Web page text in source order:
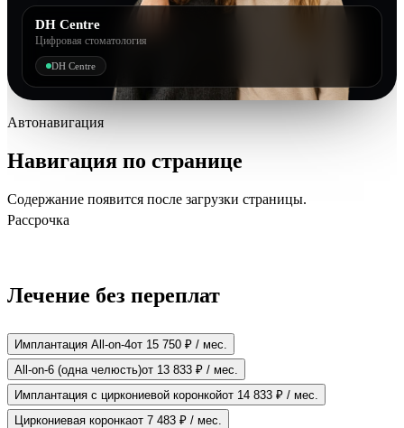
DH Centre
Цифровая стоматология
DH Centre
Автонавигация
Навигация по странице
Содержание появится после загрузки страницы.
Рассрочка
Лечение без переплат
Имплантация All-on-4от 15 750 ₽ / мес.
All-on-6 (одна челюсть)от 13 833 ₽ / мес.
Имплантация с циркониевой коронкойот 14 833 ₽ / мес.
Циркониевая коронкаот 7 483 ₽ / мес.